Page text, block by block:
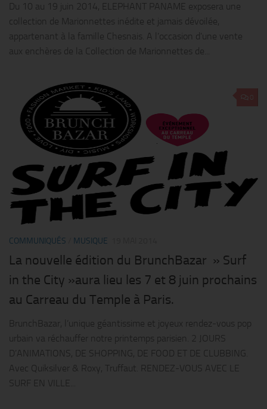
Du 10 au 19 juin 2014, ELEPHANT PANAME exposera une
collection de Marionnettes inédite et jamais dévoilée,
appartenant à la famille Chesnais. A l’occasion d’une vente
aux enchères de la Collection de Marionnettes de...
COMMUNIQUÉS MUSIQUE
La nouvelle édition du BrunchBazar » Surf
in the City »aura lieu les 7 et 8 juin prochains
au Carreau du Temple à Paris.
BrunchBazar, l’unique géantissime et joyeux rendez-vous pop
urbain va réchauffer notre printemps parisien. 2 JOURS
D’ANIMATIONS, DE SHOPPING, DE FOOD ET DE CLUBBING.
Avec Quiksilver & Roxy, Truffaut. RENDEZ-VOUS AVEC LE
SURF EN VILLE...